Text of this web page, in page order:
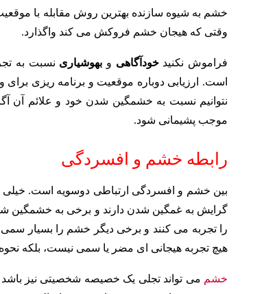
خشم به شیوه سازنده بهترین روش مقابله با
وقتی که هیجان خشم فروکش می کند واگذارد.
فراموش نکنیدخودآگاهی و بهوشیاری نسبت به
است. ارزیابی دوباره موقعیت و برنامه ریزی
نتوانیم نسبت به خشمگین شدن خود و علائم آن
موجب پشیمانی شود.
رابطه خشم و افسردگی
بین خشم و افسردگی ارتباطی دوسویه است.
گرایش به غمگین شدن دارند و برخی به خشمگین
را تجربه می کنند و برخی دیگر خشم را بسیار
هیچ تجربه هیجانی ای مضر یا سمی نیست، بلکه
خشم می تواند تجلی یک خصیصه شخصیتی نیز